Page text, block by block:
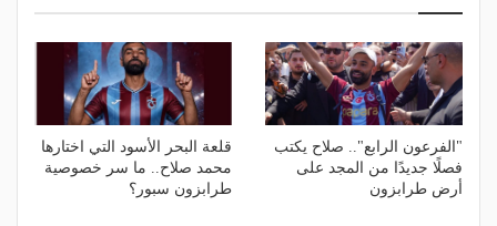
"الفرعون الرابع".. صلاح يكتب
فصلًا جديدًا من المجد على
أرض طرابزون
قلعة البحر الأسود التي اختارها
محمد صلاح.. ما سر خصوصية
طرابزون سبور؟